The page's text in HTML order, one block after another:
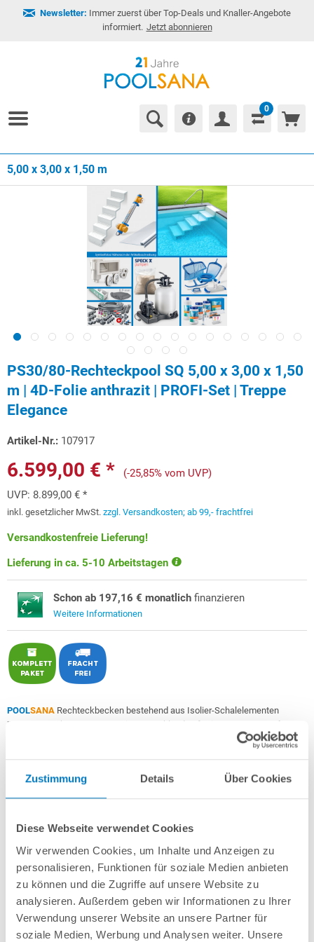
Zustimmung Details Über Cookies
Diese Webseite verwendet Cookies
Wir verwenden Cookies, um Inhalte und Anzeigen zu
personalisieren, Funktionen für soziale Medien anbieten
zu können und die Zugriffe auf unsere Website zu
analysieren. Außerdem geben wir Informationen zu Ihrer
Verwendung unserer Website an unsere Partner für
soziale Medien, Werbung und Analysen weiter. Unsere
Newsletter: Immer zuerst über Top-Deals und Knaller-Angebote
informiert. Jetzt abonnieren
0
5,00 x 3,00 x 1,50 m
PS30/80-Rechteckpool SQ 5,00 x 3,00 x 1,50
m | 4D-Folie anthrazit | PROFI-Set | Treppe
Elegance
Artikel-Nr.: 107917
6.599,00 € *
(-25,85% vom UVP)
UVP: 8.899,00 € *
inkl. gesetzlicher MwSt. zzgl. Versandkosten; ab 99,- frachtfrei
Versandkostenfreie Lieferung!
Lieferung in ca. 5-10 Arbeitstagen
Schon ab 197,16 € monatlich finanzieren
Weitere Informationen
POOLSANA Rechteckbecken bestehend aus Isolier-Schalelementen
PS30/80
+ sehr passgenauer, in Deutschland gefertigter
0,9 mm starker
mit Keilbiese +Aluminium-
PROFI-Setinkl.:
Wasserpflegebedarf deutlich!
Breitmaul-Einbauskimmer und 2 Einlaufdüsen mitsamt
Mauerdurchführungen
Sandfilteranlage
POOL SANA PRO PRIME 400 / SPECK PP 7
Erdbeständiges Verrohrungsset PROFI Ø 50 mm+ Entleerungspaket
5-stufige, 60 cm breite Einstiegstreppe in weiß für die Befestigung am
Poolrand